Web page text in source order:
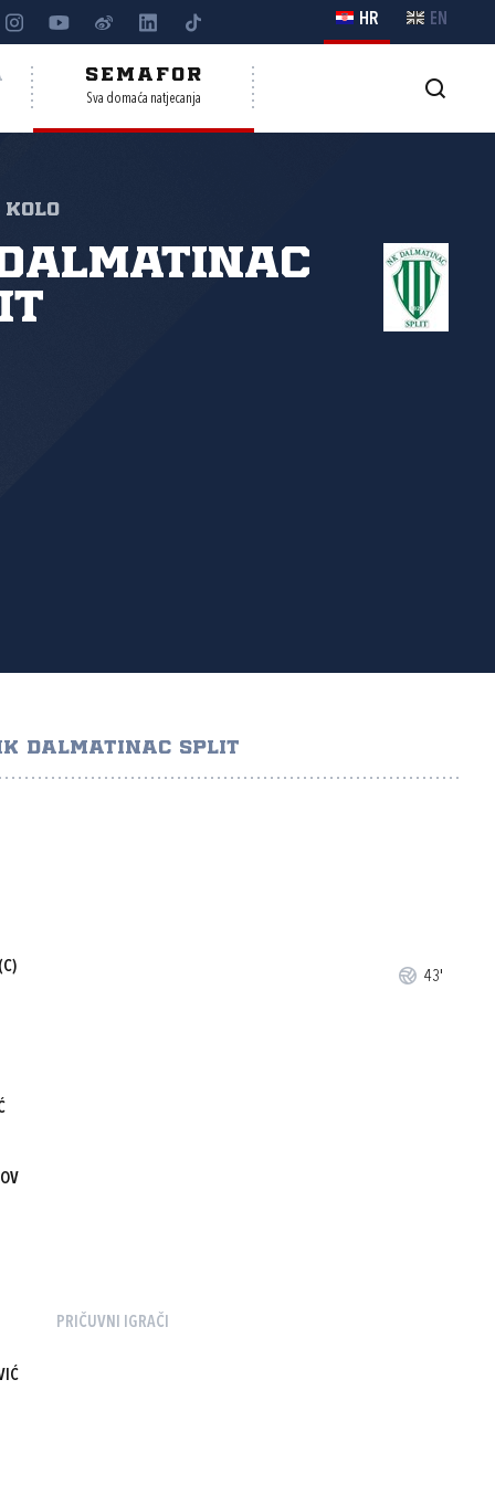
HR EN
SEMAFOR
Sva domaća natjecanja
kolo
DALMATINAC SPLIT
43'
PRIČUVNI IGRAČI